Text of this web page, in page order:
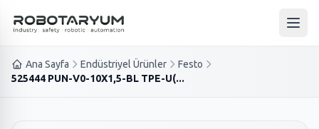
Ana içeriğe geç
Ana
Ana Sayfa Endüstriyel Ürünler
Festo
525444 PUN-V0-10X1,5-BL TPE-U(...